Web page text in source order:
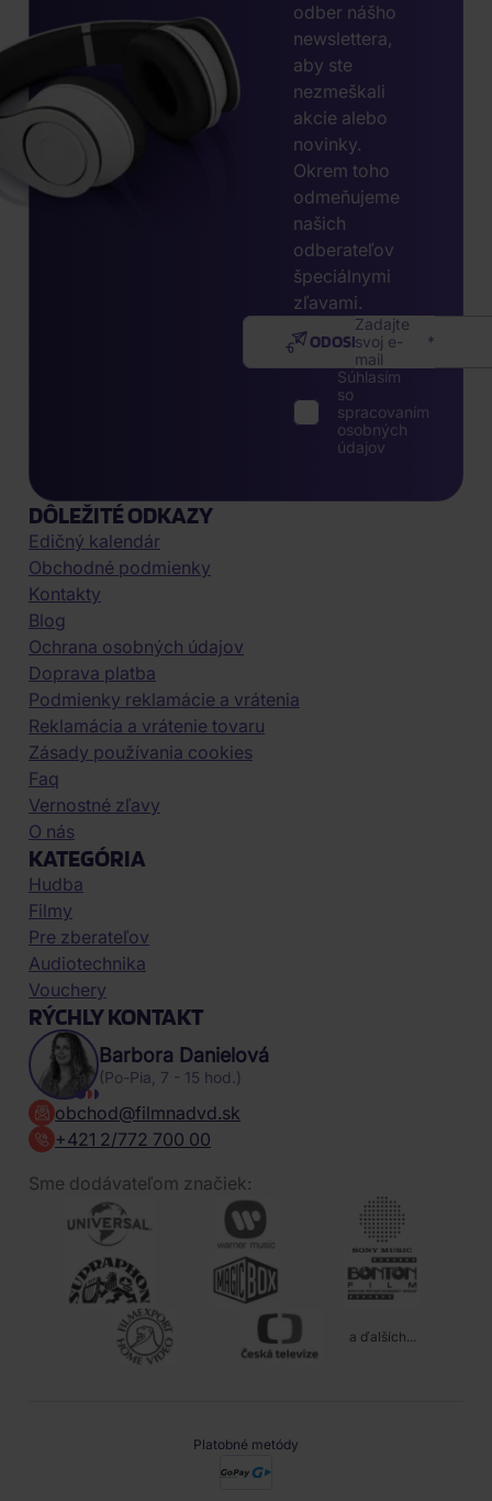
odber nášho
newslettera,
aby ste
nezmeškali
akcie alebo
novinky.
Okrem toho
odmeňujeme
našich
odberateľov
špeciálnymi
zľavami.
Zadajte
svoj e-
mail
ODOSLAŤ
Súhlasím
so
spracovaním
osobných
údajov
DÔLEŽITÉ ODKAZY
Edičný kalendár
Obchodné podmienky
Kontakty
Blog
Ochrana osobných údajov
Doprava platba
Podmienky reklamácie a vrátenia
Reklamácia a vrátenie tovaru
Zásady používania cookies
Faq
Vernostné zľavy
O nás
KATEGÓRIA
Hudba
Filmy
Pre zberateľov
Audiotechnika
Vouchery
RÝCHLY KONTAKT
Barbora Danielová
(Po-Pia, 7 - 15 hod.)
obchod@filmnadvd.sk
+421 2/772 700 00
Sme dodávateľom značiek:
a ďalších...
Platobné metódy